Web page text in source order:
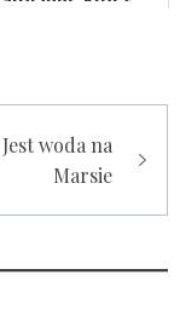
Jest woda na
Marsie